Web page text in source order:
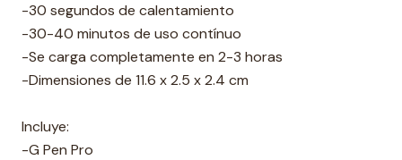
-30 segundos de calentamiento
-30-40 minutos de uso contínuo
-Se carga completamente en 2-3 horas
-Dimensiones de 11.6 x 2.5 x 2.4 cm
Incluye:
-G Pen Pro